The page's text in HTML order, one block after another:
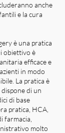
anche
e la cura
è una pratica
obiettivo è
efficace e
in modo
La pratica è
di un
di base
pratica, HCA,
farmacia,
molto